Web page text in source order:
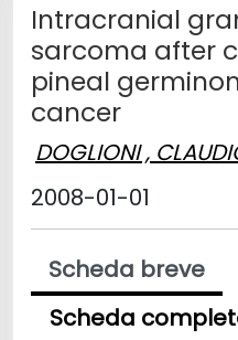
Intracranial
sarcoma after
pineal
cancer
DOGLIONI ,
2008-01-01
Scheda breve
Scheda